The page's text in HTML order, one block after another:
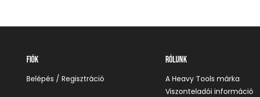
990 Ft-tól
1 290 Ft-tól
VISSZAKÜLDÉS
Fiók
Belépés / Regisztráció
Rólunk
A Heavy Tools márka
Viszonteladói információ